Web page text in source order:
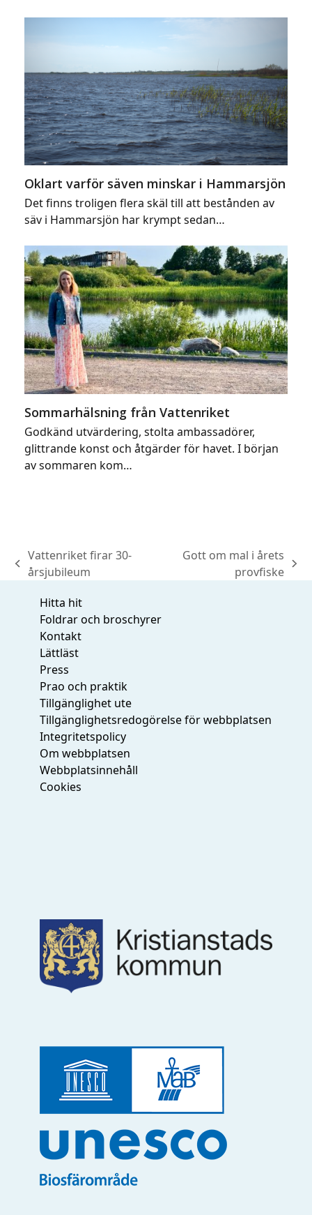
Oklart varför säven minskar i Hammarsjön
Det finns troligen flera skäl till att bestånden av
säv i Hammarsjön har krympt sedan…
Sommarhälsning från Vattenriket
Godkänd utvärdering, stolta ambassadörer,
glittrande konst och åtgärder för havet. I början
av sommaren kom…
previous
Vattenriket firar 30-
årsjubileum
Gott om mal i årets
provfiske
Hitta hit
Foldrar och broschyrer
Kontakt
Lättläst
Press
Prao och praktik
Tillgänglighet ute
Tillgänglighetsredogörelse för webbplatsen
Integritetspolicy
Om webbplatsen
Webbplatsinnehåll
Cookies